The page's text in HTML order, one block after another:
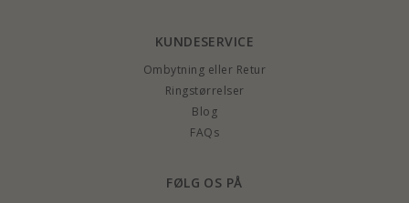
KUNDESERVICE
Ombytning eller Retur
Ringstørrelser
Blog
FAQs
FØLG OS PÅ